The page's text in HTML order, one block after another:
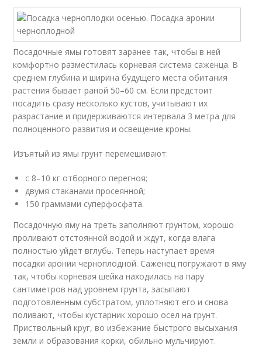
Посадочные ямы готовят заранее так, чтобы в ней
комфортно разместилась корневая система саженца. В
среднем глубина и ширина будущего места обитания
растения бывает раной 50–60 см. Если предстоит
посадить сразу несколько кустов, учитывают их
разрастание и придерживаются интервала 3 метра для
полноценного развития и освещение кроны.
Изъятый из ямы грунт перемешивают:
с 8–10 кг отборного перегноя;
двумя стаканами просеянной;
150 граммами суперфосфата.
Посадочную яму на треть заполняют грунтом, хорошо
проливают отстоянной водой и ждут, когда влага
полностью уйдет вглубь. Теперь наступает время
посадки аронии черноплодной. Саженец погружают в яму
так, чтобы корневая шейка находилась на пару
сантиметров над уровнем грунта, засыпают
подготовленным субстратом, уплотняют его и снова
поливают, чтобы кустарник хорошо осел на грунт.
Приствольный круг, во избежание быстрого высыхания
земли и образования корки, обильно мульчируют.